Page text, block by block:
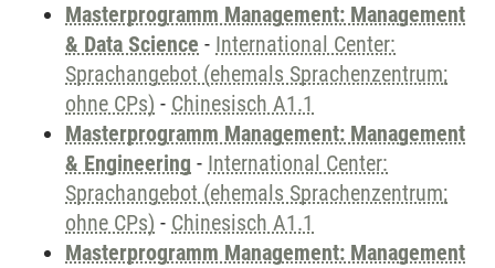
Masterprogramm Management: Management
& Data Science - International Center:
Sprachangebot (ehemals Sprachenzentrum;
ohne CPs) - Chinesisch A1.1
Masterprogramm Management: Management
& Engineering - International Center:
Sprachangebot (ehemals Sprachenzentrum;
ohne CPs) - Chinesisch A1.1
Masterprogramm Management: Management